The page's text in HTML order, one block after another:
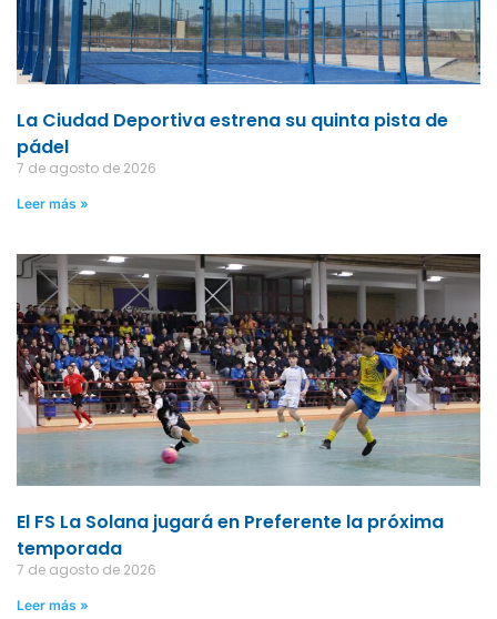
La Ciudad Deportiva estrena su quinta pista de
pádel
7 de agosto de 2026
Leer más »
El FS La Solana jugará en Preferente la próxima
temporada
7 de agosto de 2026
Leer más »